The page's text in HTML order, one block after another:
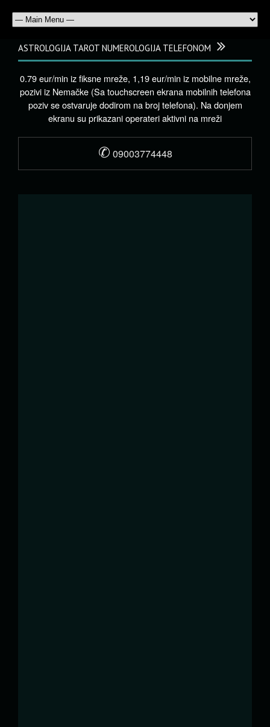
ASTROLOGIJA TAROT NUMEROLOGIJA TELEFONOM
0.79 eur/min iz fiksne mreže, 1,19 eur/min iz mobilne mreže,
pozivi iz Nemačke (Sa touchscreen ekrana mobilnih telefona
poziv se ostvaruje dodirom na broj telefona). Na donjem
ekranu su prikazani operateri aktivni na mreži
✆ 09003774448